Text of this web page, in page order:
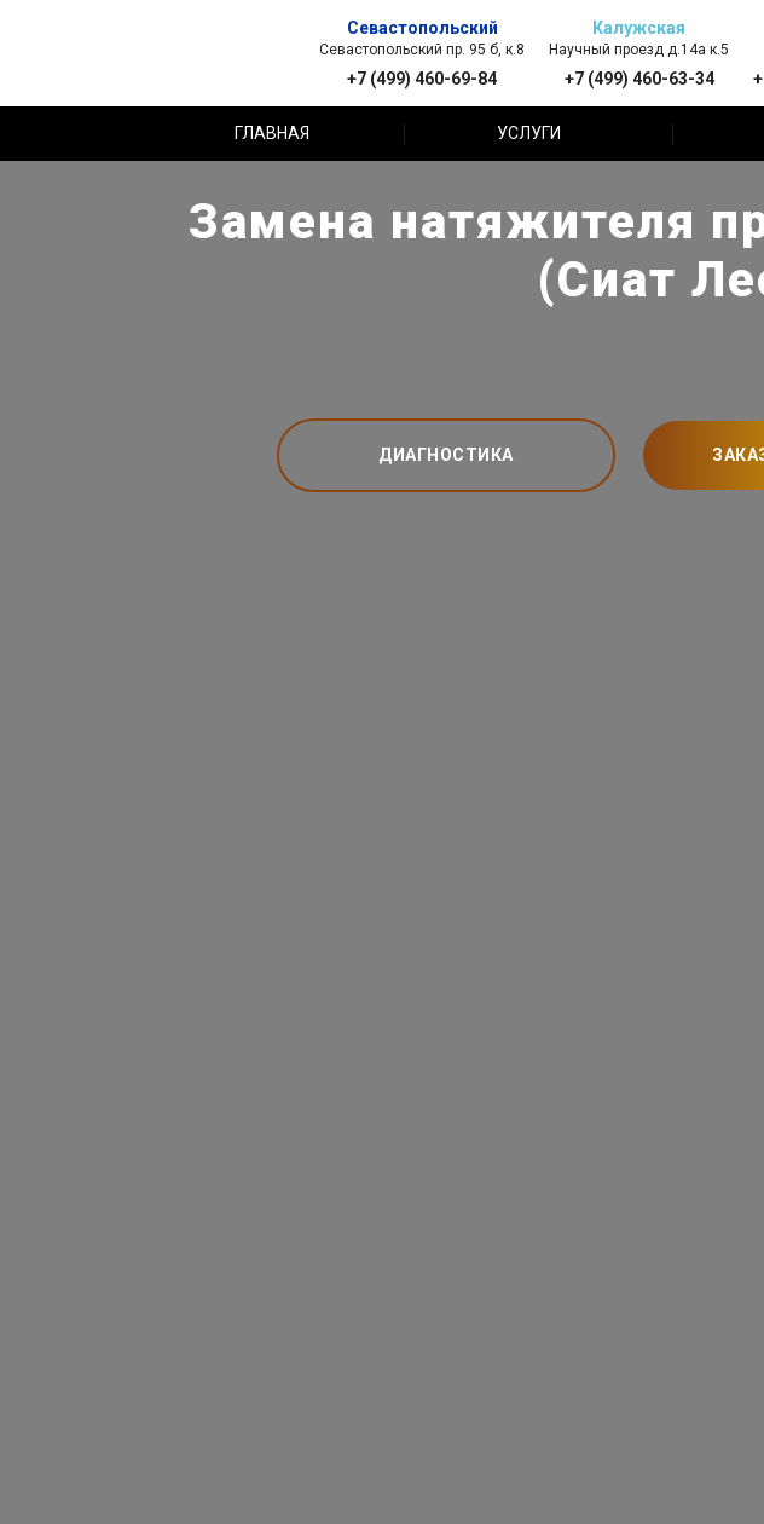
Севастопольский
Севастопольский пр. 95 б, к.8
+7 (499) 460-69-84
Калужская
Научный проезд д.14а к.5
+7 (499) 460-63-34
ГЛАВНАЯ УСЛУГИ
Замена натяжителя
(Сиат
ДИАГНОСТИКА